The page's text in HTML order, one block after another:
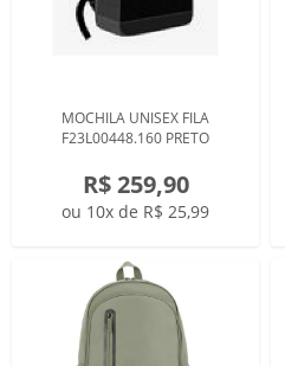
MOCHILA UNISEX FILA
F23L00448.160 PRETO
R$ 259,90
ou 10x de R$ 25,99